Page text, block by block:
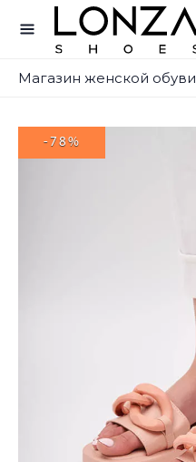
Магазин женской обуви
-78%